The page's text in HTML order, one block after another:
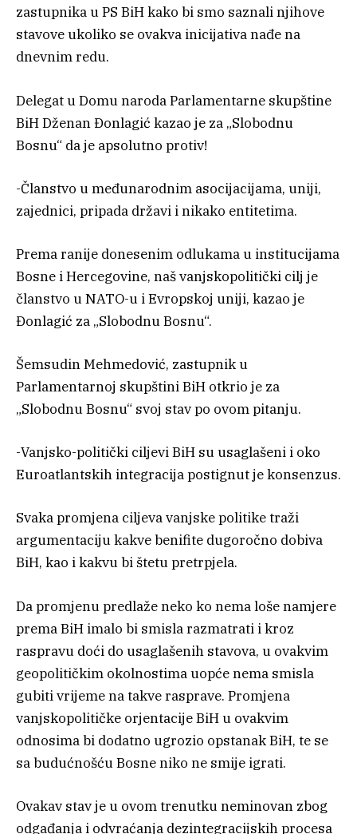
zastupnika u PS BiH kako bi smo saznali njihove
stavove ukoliko se ovakva inicijativa nađe na
dnevnim redu.
Delegat u Domu naroda Parlamentarne skupštine
BiH Dženan Đonlagić kazao je za „Slobodnu
Bosnu“ da je apsolutno protiv!
-Članstvo u međunarodnim asocijacijama, uniji,
zajednici, pripada državi i nikako entitetima.
Prema ranije donesenim odlukama u institucijama
Bosne i Hercegovine, naš vanjskopolitički cilj je
članstvo u NATO-u i Evropskoj uniji, kazao je
Đonlagić za „Slobodnu Bosnu“.
Šemsudin Mehmedović, zastupnik u
Parlamentarnoj skupštini BiH otkrio je za
„Slobodnu Bosnu“ svoj stav po ovom pitanju.
-Vanjsko-politički ciljevi BiH su usaglašeni i oko
Euroatlantskih integracija postignut je konsenzus.
Svaka promjena ciljeva vanjske politike traži
argumentaciju kakve benifite dugoročno dobiva
BiH, kao i kakvu bi štetu pretrpjela.
Da promjenu predlaže neko ko nema loše namjere
prema BiH imalo bi smisla razmatrati i kroz
raspravu doći do usaglašenih stavova, u ovakvim
geopolitičkim okolnostima uopće nema smisla
gubiti vrijeme na takve rasprave. Promjena
vanjskopolitičke orjentacije BiH u ovakvim
odnosima bi dodatno ugrozio opstanak BiH, te se
sa budućnošću Bosne niko ne smije igrati.
Ovakav stav je u ovom trenutku neminovan zbog
odgađanja i odvraćanja dezintegracijskih procesa